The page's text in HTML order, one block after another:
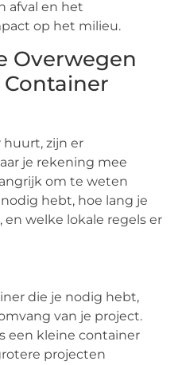
afval en het
op het milieu.
Overwegen
huurt, zijn er
je rekening mee
om te weten
hebt, hoe lang je
welke lokale regels er
die je nodig hebt,
van je project.
een kleine container
projecten